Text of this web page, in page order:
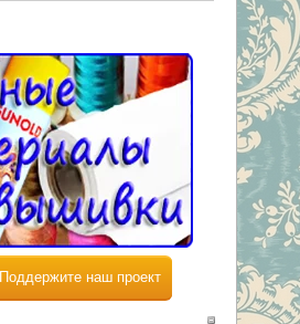
Поддержите наш проект